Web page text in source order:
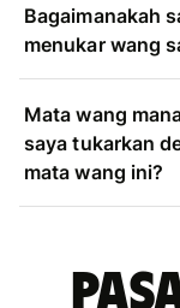
Bagaimanakah
menukar wang
Mata wang
saya tukarkan
mata wang ini?